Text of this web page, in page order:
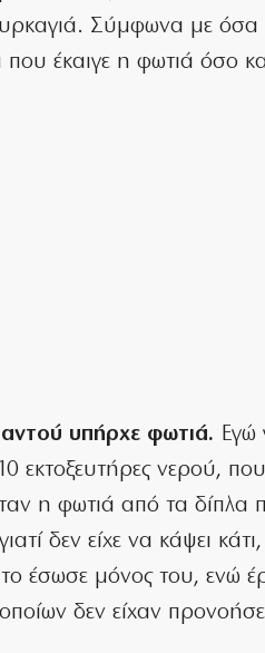
Σύμφωνα με όσα
έκαιγε η φωτιά όσο
υπήρχε φωτιά. Εγώ
εκτοξευτήρες νερού,
η φωτιά από τα δίπλα
δεν είχε να κάψει
το έσωσε μόνος του, ενώ
δεν είχαν